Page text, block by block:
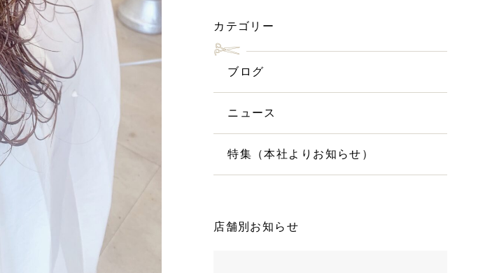
カテゴリー
ブログ
ニュース
特集（本社よりお知らせ）
店舗別お知らせ